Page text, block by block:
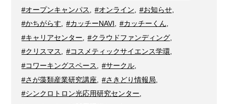
#オープンキャンパス
#オンライン #お知らせ,
#かちがらす
#カッチーNAVI #カッチーくん
#キャリアセンター
#クラウドファンディング,
#クリスマス
#コスメティックサイエンス学環,
#コワーキングスペース
#サークル,
#さが藻類産業研究講座
#さきどり情報局
#シンクロトロン光応用研究センター